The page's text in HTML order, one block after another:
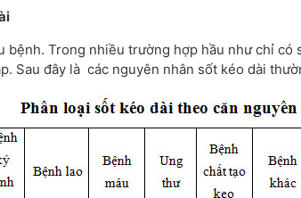
bệnh. Trong nhiều trường hợp hầu như chỉ có
Sau đây là các nguyên nhân sốt kéo dài